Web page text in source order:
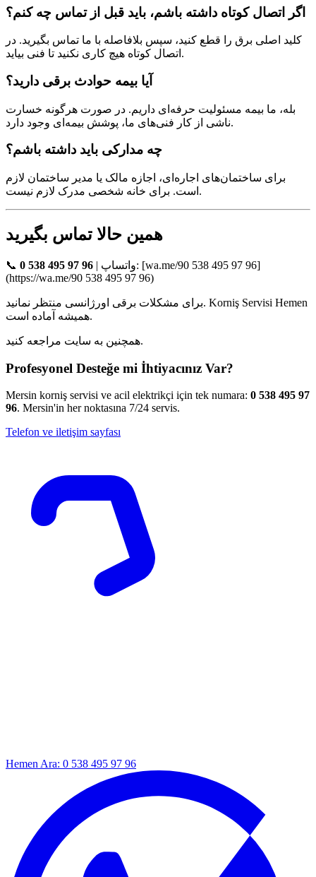
اگر اتصال کوتاه داشته باشم، باید قبل از تماس چه کنم؟
کلید اصلی برق را قطع کنید، سپس بلافاصله با ما تماس بگیرید. در
اتصال کوتاه هیچ کاری نکنید تا فنی بیاید.
آیا بیمه حوادث برقی دارید؟
بله، ما بیمه مسئولیت حرفه‌ای داریم. در صورت هرگونه خسارت
ناشی از کار فنی‌های ما، پوشش بیمه‌ای وجود دارد.
چه مدارکی باید داشته باشم؟
برای ساختمان‌های اجاره‌ای، اجازه مالک یا مدیر ساختمان لازم
است. برای خانه شخصی مدرک لازم نیست.
همین حالا تماس بگیرید
📞 0 538 495 97 96 | واتساپ: [wa.me/90 538 495 97 96]
(https://wa.me/90 538 495 97 96)
برای مشکلات برقی اورژانسی منتظر نمانید. Korniş Servisi Hemen
همیشه آماده است.
همچنین به سایت مراجعه کنید.
Profesyonel Desteğe mi İhtiyacınız Var?
Mersin korniş servisi ve acil elektrikçi için tek numara: 0 538 495 97
96. Mersin'in her noktasına 7/24 servis.
Telefon ve iletişim sayfası
Hemen Ara: 0 538 495 97 96